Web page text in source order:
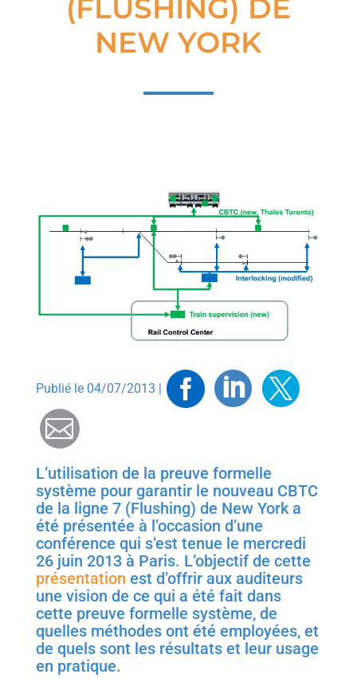
(FLUSHING) DE
NEW YORK
Publié le 04/07/2013 | Facebook
Linkedin
Mail
L’utilisation de la preuve formelle
système pour garantir le nouveau CBTC
de la ligne 7 (Flushing) de New York a
été présentée à l’occasion d’une
conférence qui s’est tenue le mercredi
26 juin 2013 à Paris. L’objectif de cette
présentation est d’offrir aux auditeurs
une vision de ce qui a été fait dans
cette preuve formelle système, de
quelles méthodes ont été employées, et
de quels sont les résultats et leur usage
en pratique.